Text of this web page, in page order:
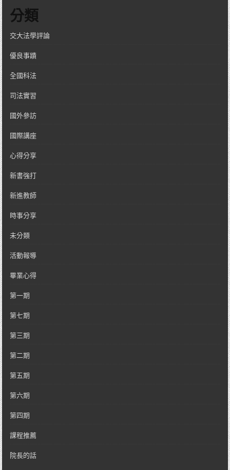
分類
交大法學評論
優良事蹟
全國科法
司法實習
國外參訪
國際講座
心得分享
新書強打
新進教師
時事分享
未分類
活動報導
畢業心得
第一期
第七期
第三期
第二期
第五期
第六期
第四期
課程推薦
院長的話